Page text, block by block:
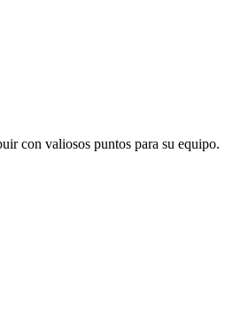
con valiosos puntos para su equipo.